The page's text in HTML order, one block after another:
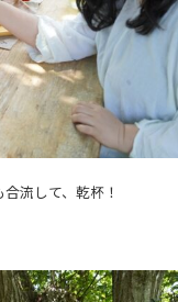
流して、乾杯！